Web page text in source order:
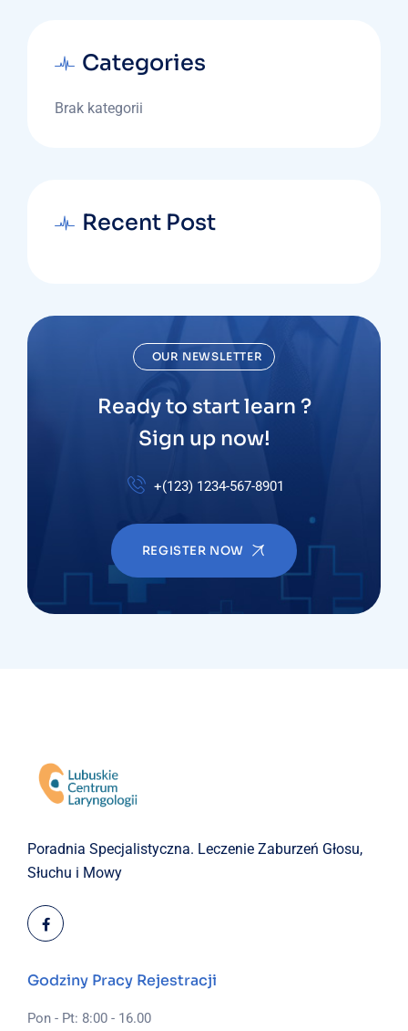
Categories
Brak kategorii
Recent Post
OUR NEWSLETTER
Ready to start learn ?
Sign up now!
+(123) 1234-567-8901
REGISTER NOW
Poradnia Specjalistyczna. Leczenie Zaburzeń Głosu,
Słuchu i Mowy
Godziny Pracy Rejestracji
Pon - Pt: 8:00 - 16.00